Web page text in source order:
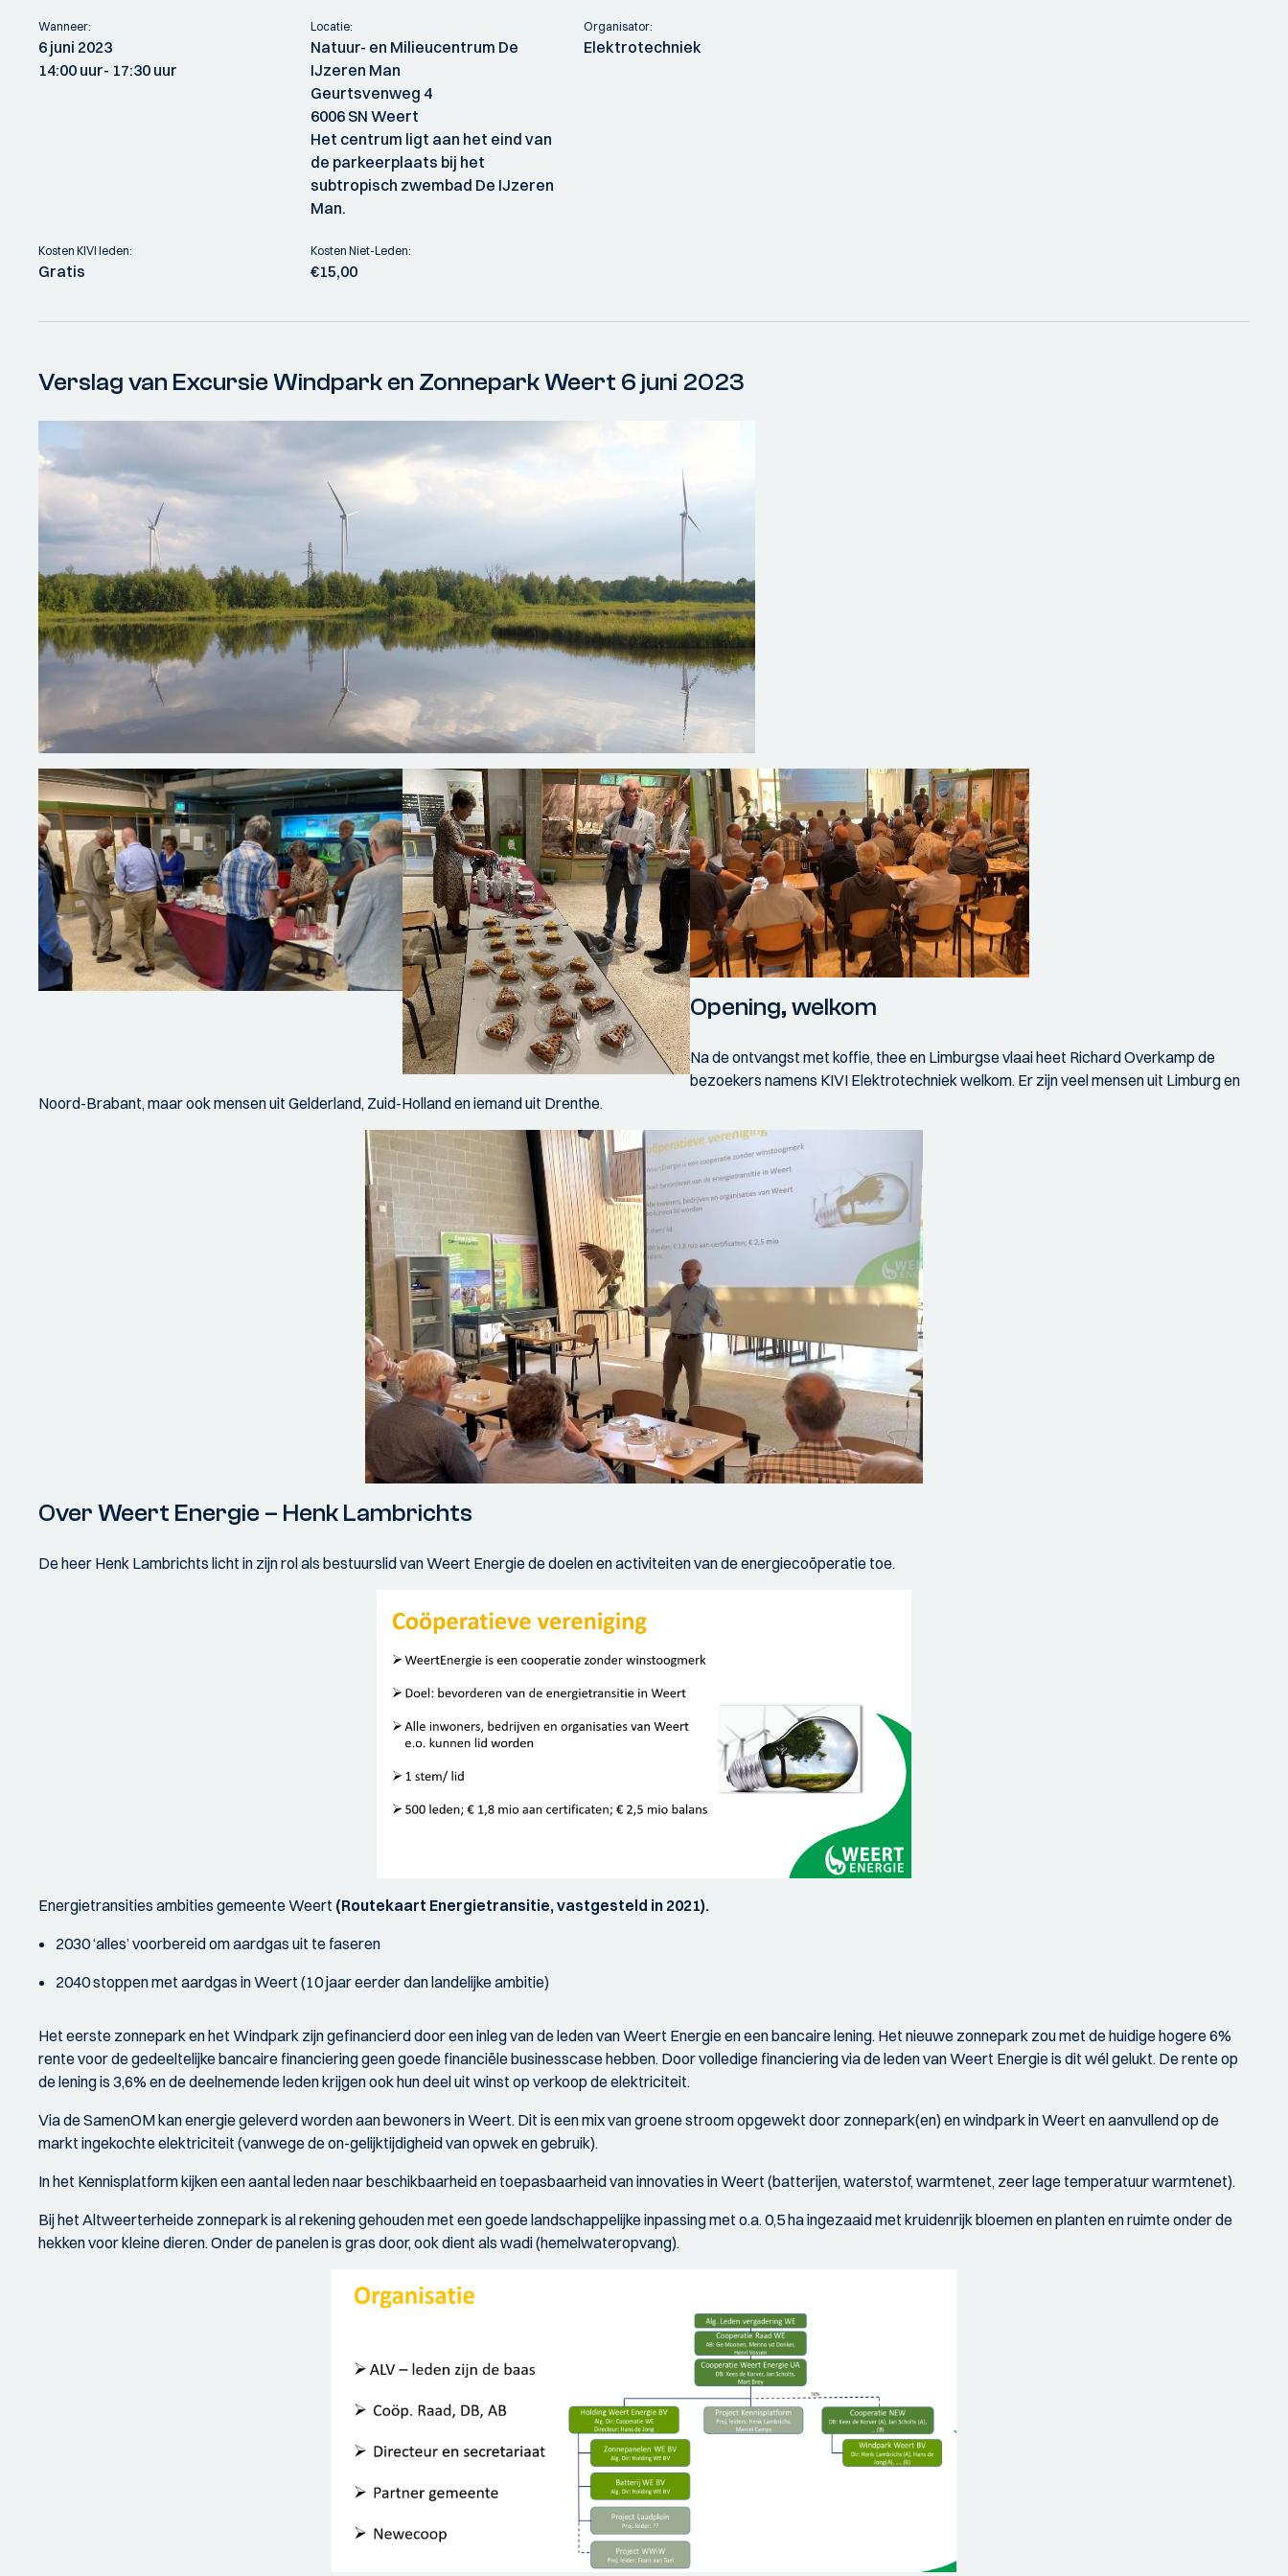
Wanneer:
6 juni 2023
14:00 uur- 17:30 uur
Locatie:
Natuur- en Milieucentrum De
IJzeren Man
Geurtsvenweg 4
6006 SN Weert
Het centrum ligt aan het eind van
de parkeerplaats bij het
subtropisch zwembad De IJzeren
Man.
Organisator:
Elektrotechniek
Kosten KIVI leden:
Gratis
Kosten Niet-Leden:
€15,00
Verslag van Excursie Windpark en Zonnepark Weert 6 juni 2023
Opening, welkom
Na de ontvangst met koffie, thee en Limburgse vlaai heet Richard Overkamp de
bezoekers namens KIVI Elektrotechniek welkom. Er zijn veel mensen uit Limburg en
Noord-Brabant, maar ook mensen uit Gelderland, Zuid-Holland en iemand uit Drenthe.
Over Weert Energie – Henk Lambrichts
De heer Henk Lambrichts licht in zijn rol als bestuurslid van Weert Energie de doelen en activiteiten van de energiecoöperatie toe.
Energietransities ambities gemeente Weert (Routekaart Energietransitie, vastgesteld in 2021).
2030 ‘alles’ voorbereid om aardgas uit te faseren
2040 stoppen met aardgas in Weert (10 jaar eerder dan landelijke ambitie)
Het eerste zonnepark en het Windpark zijn gefinancierd door een inleg van de leden van Weert Energie en een bancaire lening. Het nieuwe zonnepark zou met de huidige hogere 6%
rente voor de gedeeltelijke bancaire financiering geen goede financiële businesscase hebben. Door volledige financiering via de leden van Weert Energie is dit wél gelukt. De rente op
de lening is 3,6% en de deelnemende leden krijgen ook hun deel uit winst op verkoop de elektriciteit.
Via de SamenOM kan energie geleverd worden aan bewoners in Weert. Dit is een mix van groene stroom opgewekt door zonnepark(en) en windpark in Weert en aanvullend op de
markt ingekochte elektriciteit (vanwege de on-gelijktijdigheid van opwek en gebruik).
In het Kennisplatform kijken een aantal leden naar beschikbaarheid en toepasbaarheid van innovaties in Weert (batterijen, waterstof, warmtenet, zeer lage temperatuur warmtenet).
Bij het Altweerterheide zonnepark is al rekening gehouden met een goede landschappelijke inpassing met o.a. 0,5 ha ingezaaid met kruidenrijk bloemen en planten en ruimte onder de
hekken voor kleine dieren. Onder de panelen is gras door, ook dient als wadi (hemelwateropvang).